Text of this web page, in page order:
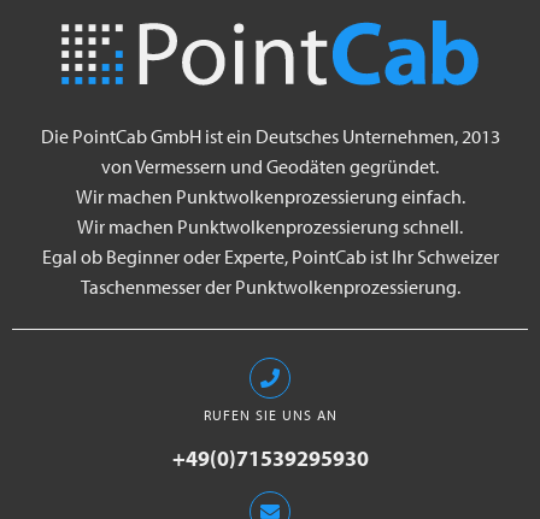
Die PointCab GmbH ist ein Deutsches Unternehmen, 2013
von Vermessern und Geodäten gegründet.
Wir machen Punktwolkenprozessierung einfach.
Wir machen Punktwolkenprozessierung schnell.
Egal ob Beginner oder Experte, PointCab ist Ihr Schweizer
Taschenmesser der Punktwolkenprozessierung.
RUFEN SIE UNS AN
+49(0)71539295930